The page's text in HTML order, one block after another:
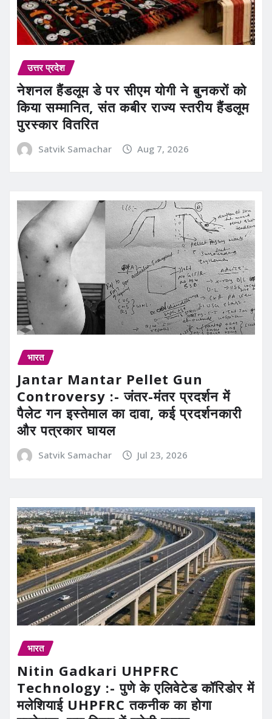
उत्तर प्रदेश
नेशनल हैंडलूम डे पर सीएम योगी ने बुनकरों को
किया सम्मानित, संत कबीर राज्य स्तरीय हैंडलूम
पुरस्कार वितरित
Satvik Samachar Aug 7, 2026
भारत
Jantar Mantar Pellet Gun
Controversy :- जंतर-मंतर प्रदर्शन में
पैलेट गन इस्तेमाल का दावा, कई प्रदर्शनकारी
और पत्रकार घायल
Satvik Samachar Jul 23, 2026
भारत
Nitin Gadkari UHPFRC
Technology :- पुणे के एलिवेटेड कॉरिडोर में
मलेशियाई UHPFRC तकनीक का होगा